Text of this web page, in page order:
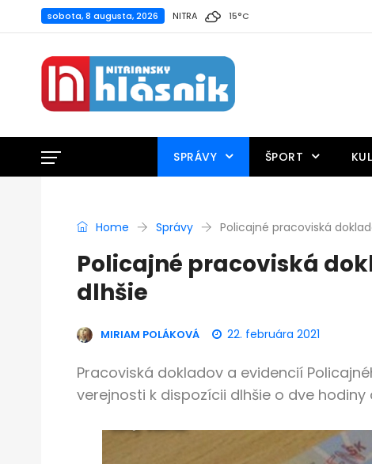
sobota, 8 augusta, 2026 NITRA 15°C
SPRÁVY ŠPORT
Home Správy Policajné pracoviská
Policajné pracoviská
dlhšie
MIRIAM POLÁKOVÁ 22. februára 2021
Pracoviská dokladov a evidencií
verejnosti k dispozícii dlhšie o dve hodiny